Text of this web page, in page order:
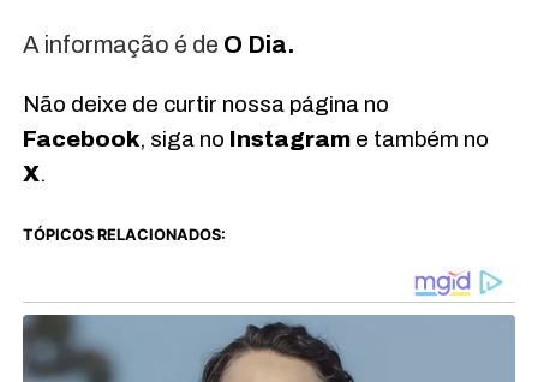
A informação é de O Dia.
Não deixe de curtir nossa página no
Facebook, siga no Instagrame também no
X.
TÓPICOS RELACIONADOS: